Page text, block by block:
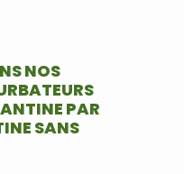
NOS
PAR
SANS